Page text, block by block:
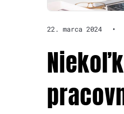
22. marca 2024 •